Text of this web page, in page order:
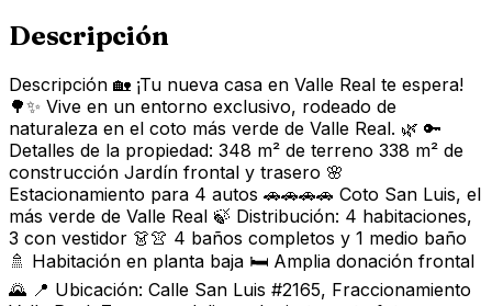
Descripción
Descripción 🏡 ¡Tu nueva casa en Valle Real te espera!
🌳✨ Vive en un entorno exclusivo, rodeado de
naturaleza en el coto más verde de Valle Real. 🌿 🔑
Detalles de la propiedad: 348 m² de terreno 338 m² de
construcción Jardín frontal y trasero 🌸
Estacionamiento para 4 autos 🚗🚗🚗🚗 Coto San Luis, el
más verde de Valle Real 🍃 Distribución: 4 habitaciones,
3 con vestidor 👗👚 4 baños completos y 1 medio baño
🚿 Habitación en planta baja 🛏️ Amplia donación frontal
🌄 📍 Ubicación: Calle San Luis #2165, Fraccionamiento